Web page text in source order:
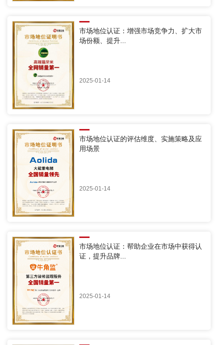
市场地位认证：增强市场竞争力、扩大市
场份额、提升...
2025-01-14
市场地位认证的评估维度、实施策略及应
用场景
2025-01-14
市场地位认证：帮助企业在市场中获得认
证，提升品牌...
2025-01-14